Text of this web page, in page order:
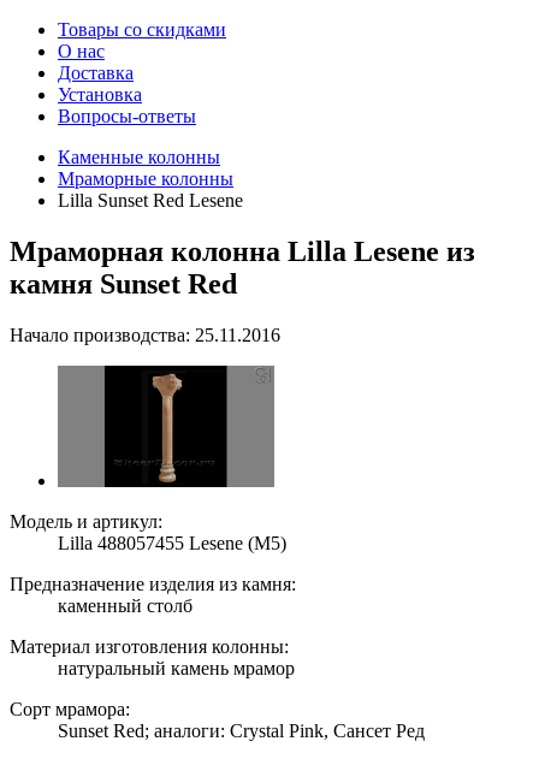
Товары со скидками
О нас
Доставка
Установка
Вопросы-ответы
Каменные колонны
Мраморные колонны
Lilla Sunset Red Lesene
Мраморная колонна Lilla Lesene из
камня Sunset Red
Начало производства: 25.11.2016
Модель и артикул:
Lilla 488057455 Lesene (M5)
Предназначение изделия из камня:
каменный столб
Материал изготовления колонны:
натуральный камень мрамор
Сорт мрамора:
Sunset Red; аналоги: Crystal Pink, Сансет Ред